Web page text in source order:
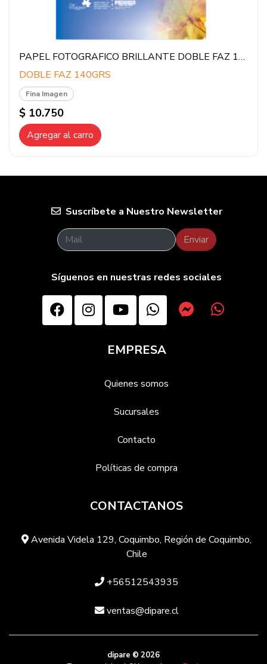
PAPEL FOTOGRAFICO BRILLANTE DOBLE FAZ 100HJS (140GR)
DOBLE FAZ 140GRS
Fina Imagen
$ 10.750
Agregar al carro
Suscríbete a Nuestro Newsletter
Enviar
Síguenos en nuestras redes sociales
EMPRESA
Quienes somos
Sucursales
Contacto
Políticas de compra
CONTACTANOS
Avenida Videla 129, Coquimbo, Región de Coquimbo,
Chile
+56512543935
ventas@dipare.cl
dipare © 2026